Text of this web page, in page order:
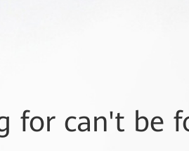
for can't be